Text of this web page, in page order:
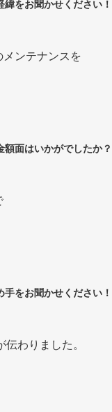
をお聞かせください！
ンテナンスを
額面はいかがでしたか？
手をお聞かせください！
わりました。